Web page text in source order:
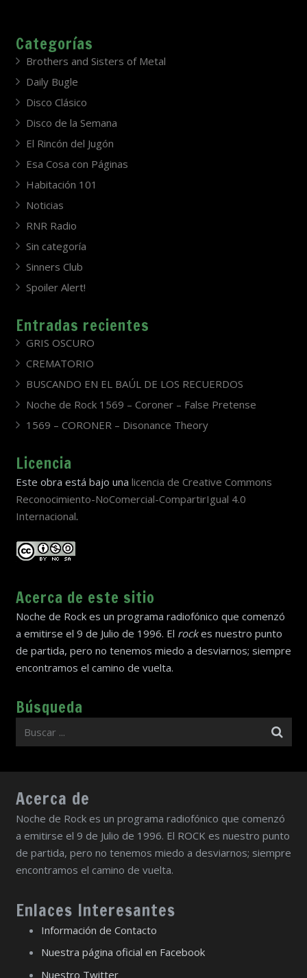
Categorías
Brothers and Sisters of Metal
Daily Bugle
Disco Clásico
Disco de la Semana
El Rincón del Jugón
Esa Cosa con Páginas
Habitación 101
Noticias
RNR Radio
Sin categoría
Sinners Club
Spoiler Alert!
Entradas recientes
GRIS OSCURO
CREMATORIO
BUSCANDO EN EL BAÚL DE LOS RECUERDOS
Noche de Rock 1569 – Coroner – False Pretense
1569 – CORONER – Disonance Theory
Licencia
Este obra está bajo una licencia de Creative Commons
Reconocimiento-NoComercial-CompartirIgual 4.0
Internacional.
Acerca de este sitio
Noche de Rock es un programa radiofónico que comenzó
a emitirse el 9 de Julio de 1996. El rockes nuestro punto
de partida, pero no tenemos miedo a desviarnos; siempre
encontramos el camino de vuelta.
Búsqueda
Acerca de
Noche de Rock es un programa radiofónico que comenzó
a emitirse el 9 de Julio de 1996. El ROCK es nuestro punto
de partida, pero no tenemos miedo a desviarnos; siempre
encontramos el camino de vuelta.
Enlaces Interesantes
Información de Contacto
Nuestra página oficial en Facebook
Nuestro Twitter